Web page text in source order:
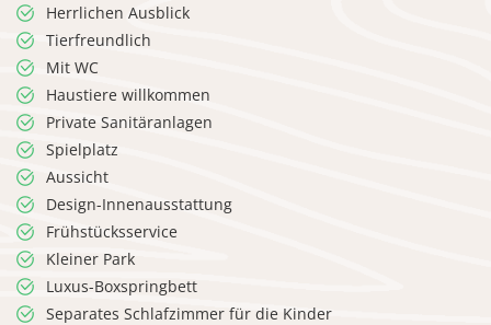
Herrlichen Ausblick
Tierfreundlich
Mit WC
Haustiere willkommen
Private Sanitäranlagen
Spielplatz
Aussicht
Design-Innenausstattung
Frühstücksservice
Kleiner Park
Luxus-Boxspringbett
Separates Schlafzimmer für die Kinder